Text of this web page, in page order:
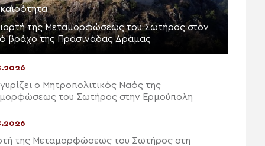
της Μεταμορφώσεως του Σωτήρος στον
βράχο της Πρασινάδας Δράμας
ο Μητροπολιτικός Ναός της
του Σωτήρος στην Ερμούπολη
της Μεταμορφώσεως του Σωτήρος στη